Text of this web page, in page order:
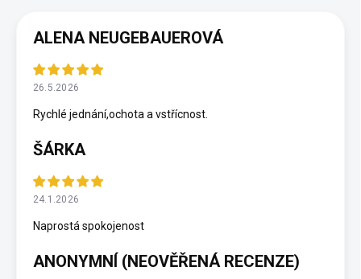
ALENA NEUGEBAUEROVÁ
26.5.2026
Rychlé jednání,ochota a vstřícnost.
ŠÁRKA
24.1.2026
Naprostá spokojenost
ANONYMNÍ (NEOVĚŘENÁ RECENZE)